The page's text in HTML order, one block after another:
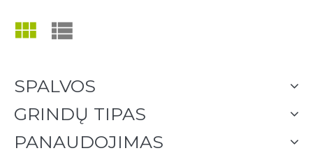
SPALVOS
GRINDŲ TIPAS
PANAUDOJIMAS